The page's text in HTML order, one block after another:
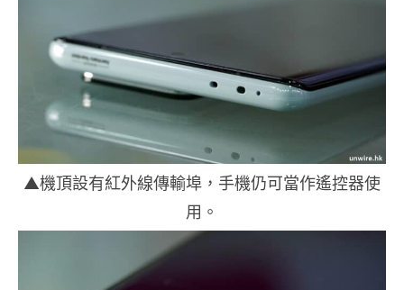
▲機頂設有紅外線傳輸埠，手機仍可當作遙控器使
用。